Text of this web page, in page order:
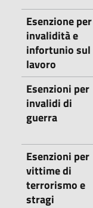
Esenzione per
invalidità e
infortunio sul
lavoro
Esenzioni per
invalidi di
guerra
Esenzioni per
vittime di
terrorismo e
stragi